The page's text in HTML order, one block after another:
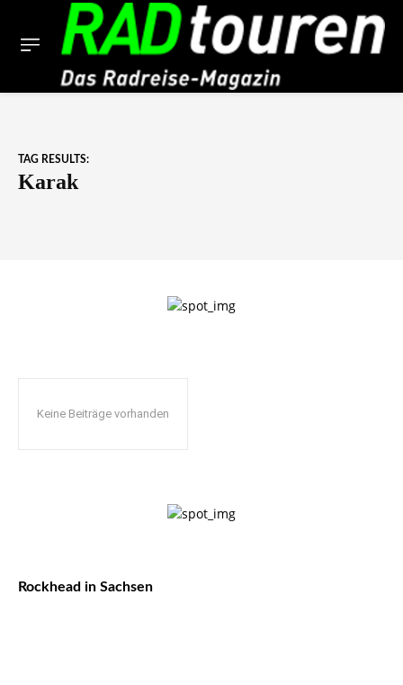
TAG RESULTS:
Karak
Keine Beiträge vorhanden
Rockhead in Sachsen